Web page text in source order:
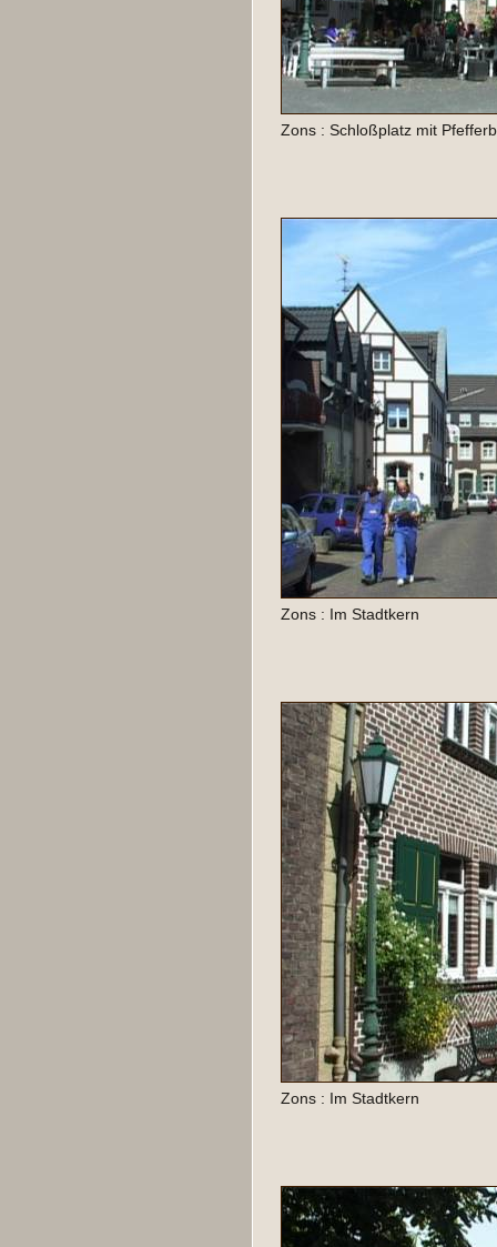
Zons : Schloßplatz mit
Zons : Im Stadtkern
Zons : Im Stadtkern